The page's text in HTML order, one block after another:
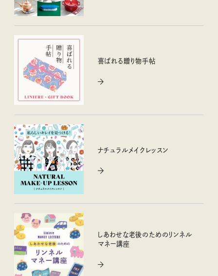
喜ばれる贈り物手帖
ナチュラルメイクレッスン
しあわせな老後のためのリンネル
マネー講座